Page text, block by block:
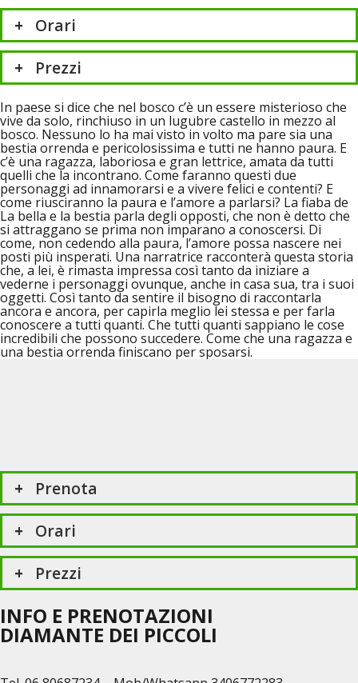
Orari
Prezzi
In paese si dice che nel bosco c’è un essere misterioso che
vive da solo, rinchiuso in un lugubre castello in mezzo al
bosco. Nessuno lo ha mai visto in volto ma pare sia una
bestia orrenda e pericolosissima e tutti ne hanno paura. E
c’è una ragazza, laboriosa e gran lettrice, amata da tutti
quelli che la incontrano. Come faranno questi due
personaggi ad innamorarsi e a vivere felici e contenti? E
come riusciranno la paura e l’amore a parlarsi? La fiaba de
La bella e la bestia parla degli opposti, che non è detto che
si attraggano se prima non imparano a conoscersi. Di
come, non cedendo alla paura, l’amore possa nascere nei
posti più insperati. Una narratrice racconterà questa storia
che, a lei, è rimasta impressa così tanto da iniziare a
vederne i personaggi ovunque, anche in casa sua, tra i suoi
oggetti. Così tanto da sentire il bisogno di raccontarla
ancora e ancora, per capirla meglio lei stessa e per farla
conoscere a tutti quanti. Che tutti quanti sappiano le cose
incredibili che possono succedere. Come che una ragazza e
una bestia orrenda finiscano per sposarsi.
Prenota
Orari
Prezzi
INFO E PRENOTAZIONI
DIAMANTE DEI PICCOLI